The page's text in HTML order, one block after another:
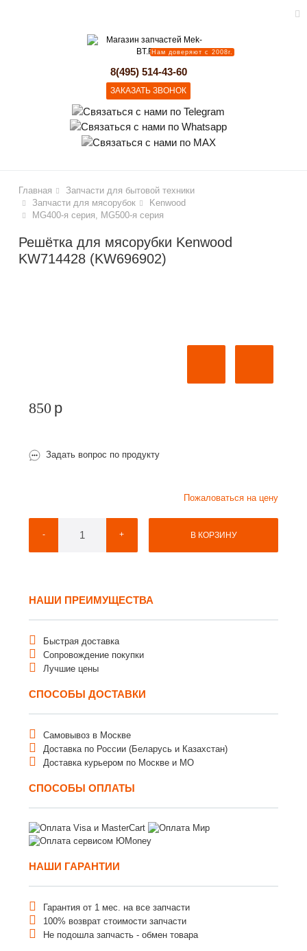
Нам доверяют с 2008г.
8(495) 514-43-60
ЗАКАЗАТЬ ЗВОНОК
Главная
Запчасти для бытовой техники
Запчасти для мясорубок
Kenwood
MG400-я серия, MG500-я серия
Решётка для мясорубки Kenwood
KW714428 (KW696902)
850 p
Задать вопрос по продукту
Пожаловаться на цену
- + В КОРЗИНУ
НАШИ ПРЕИМУЩЕСТВА
Быстрая доставка
Сопровождение покупки
Лучшие цены
СПОСОБЫ ДОСТАВКИ
Самовывоз в Москве
Доставка по России (Беларусь и Казахстан)
Доставка курьером по Москве и МО
СПОСОБЫ ОПЛАТЫ
НАШИ ГАРАНТИИ
Гарантия от 1 мес. на все запчасти
100% возврат стоимости запчасти
Не подошла запчасть - обмен товара